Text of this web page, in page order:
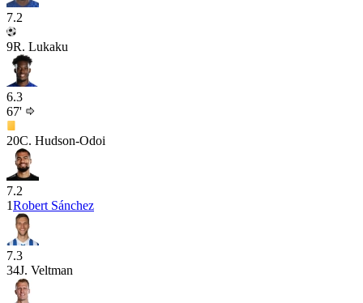
7.2
9R. Lukaku
6.3
67'
20C. Hudson-Odoi
7.2
1Robert Sánchez
7.3
34J. Veltman